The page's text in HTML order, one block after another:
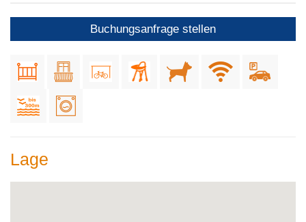
Buchungsanfrage stellen
Lage